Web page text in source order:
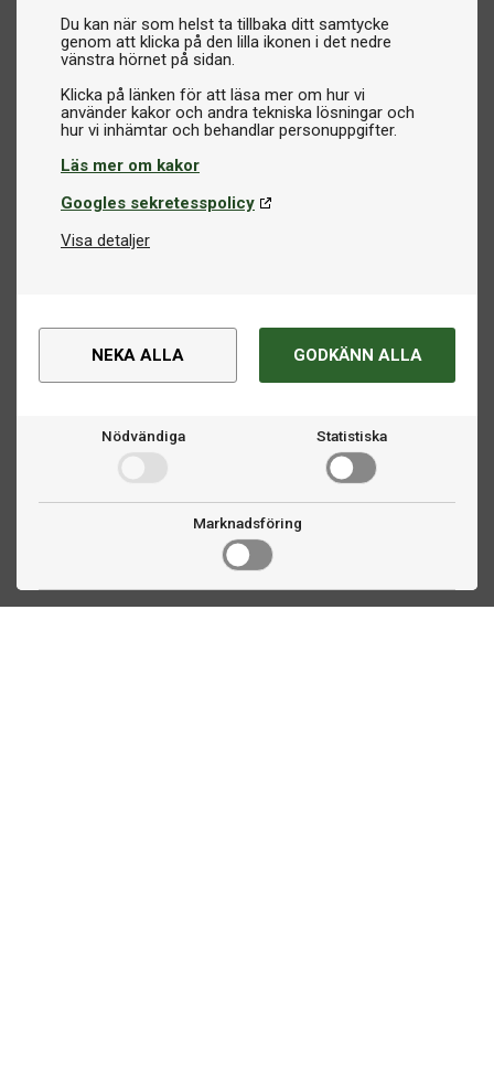
Du kan när som helst ta tillbaka ditt samtycke
genom att klicka på den lilla ikonen i det nedre
vänstra hörnet på sidan.
Klicka på länken för att läsa mer om hur vi
använder kakor och andra tekniska lösningar och
Läs mer om kakor
Googles sekretesspolicy
Visa detaljer
NEKA ALLA GODKÄNN ALLA
Nödvändiga Statistiska
Marknadsföring